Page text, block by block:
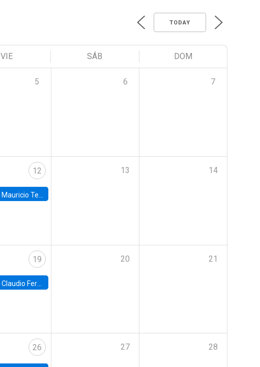
TODAY
VIE SÁB DOM
5 6 7
12
Mauricio Tejada, UDP
13 14
19
Claudio Ferraz, British Columbia
20 21
26 27 28